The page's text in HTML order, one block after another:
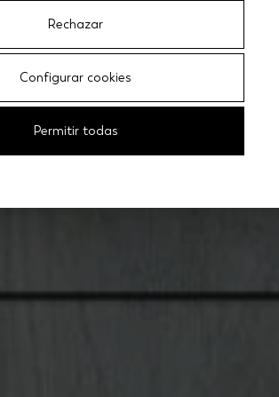
Rechazar
Configurar cookies
Permitir todas